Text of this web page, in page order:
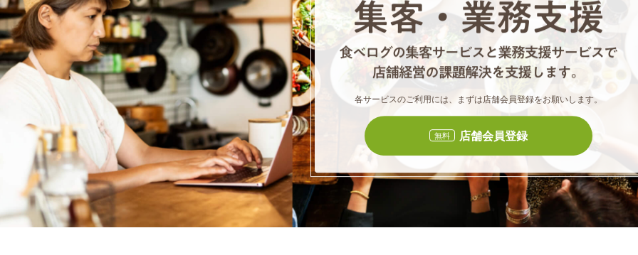
食べロ
各サービスのご利用には、まずは店舗会員登録をお願いします。
無料 店舗会員登録